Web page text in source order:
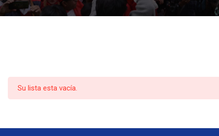
Su lista esta vacía.